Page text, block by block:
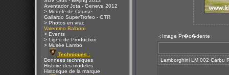
Aventador Jota - Geneve 2012
> Modele de Course
Gallardo SuperTrofeo - GTR
> Photos en vrac
Valentino Balboni
> Events
> Ligne de Production
> Musée Lambo
Techniques :
Donnees techniques
Histoire des modeles
Historique de la marque
< Image Pr�c�dente
Lamborghini LM 002 Carbu